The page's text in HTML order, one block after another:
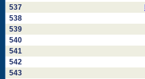
537
538
539
540
541
542
543